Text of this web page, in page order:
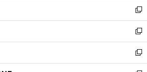
く
で
開
く
ド
ウ
で
開
く
ィ
ン
ド
ウ
で
開
い
ウ
ィ
ン
ド
ウ
新
し
い
ウ
ィ
ン
新
し
い
ウ
新
し